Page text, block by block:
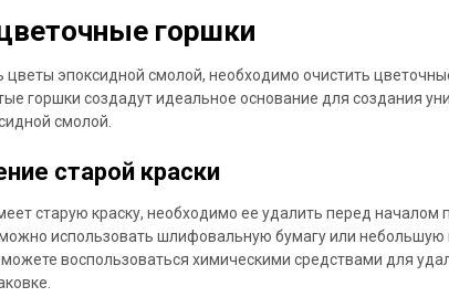
горшки
эпоксидной смолой, необходимо очистить
горшки создадут идеальное основание для создания
смолой.
старой краски
старую краску, необходимо ее удалить перед началом
использовать шлифовальную бумагу или небольшую
воспользоваться химическими средствами для